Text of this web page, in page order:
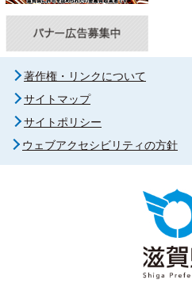
著作権・リンクについて
サイトマップ
サイトポリシー
ウェブアクセシビリティの方針